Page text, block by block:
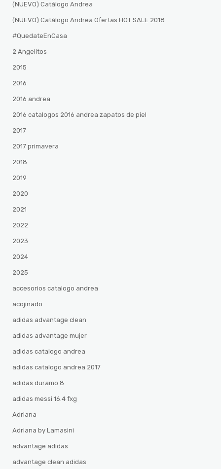
(NUEVO) Catálogo Andrea
(NUEVO) Catálogo Andrea Ofertas HOT SALE 2018
#QuedateEnCasa
2 Angelitos
2015
2016
2016 andrea
2016 catalogos 2016 andrea zapatos de piel
2017
2017 primavera
2018
2019
2020
2021
2022
2023
2024
2025
accesorios catalogo andrea
acojinado
adidas advantage clean
adidas advantage mujer
adidas catalogo andrea
adidas catalogo andrea 2017
adidas duramo 8
adidas messi 16.4 fxg
Adriana
Adriana by Lamasini
advantage adidas
advantage clean adidas